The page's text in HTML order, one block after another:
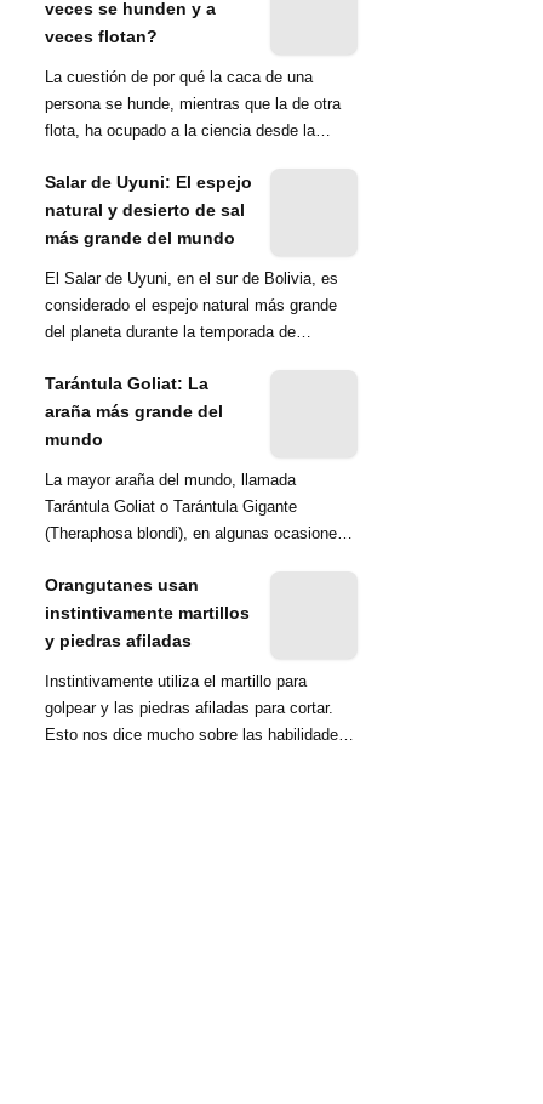
veces se hunden y a
veces flotan?
La cuestión de por qué la caca de una
persona se hunde, mientras que la de otra
flota, ha ocupado a la ciencia desde la
Salar de Uyuni: El espejo
natural y desierto de sal
más grande del mundo
El Salar de Uyuni, en el sur de Bolivia, es
considerado el espejo natural más grande
del planeta durante la temporada de
Tarántula Goliat: La
araña más grande del
mundo
La mayor araña del mundo, llamada
Tarántula Goliat o Tarántula Gigante
(Theraphosa blondi), en algunas ocasiones
Orangutanes usan
instintivamente martillos
y piedras afiladas
Instintivamente utiliza el martillo para
golpear y las piedras afiladas para cortar.
Esto nos dice mucho sobre las habilidades